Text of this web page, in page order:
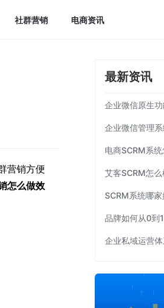
社群营销 电商资讯
营销方便
怎么做效
最新资讯